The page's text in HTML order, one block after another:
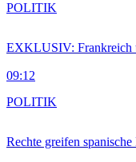
EXKLUSIV: Frankreich
09:12
POLITIK
Rechte greifen
POLITIK